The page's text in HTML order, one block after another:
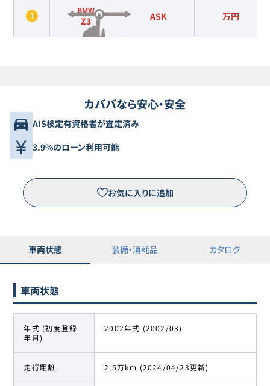
BMW
Z3 ASK 万円
カババなら安心・安全
AIS検定有資格者が査定済み
3.9%のローン利用可能
お気に入りに追加
車両状態 装備・消耗品 カタログ
車両状態
年式 (初度登録
年月)
2002年式 (2002/03)
走行距離 2.5万km (2024/04/23更新)